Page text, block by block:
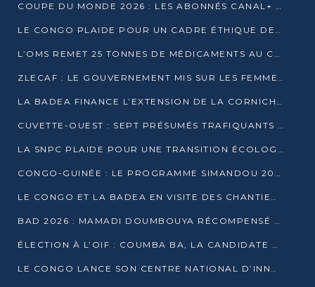
COUPE DU MONDE 2026 : LES ABONNÉS CANAL+ AU CONGO DÉÇUS À QUELQUES JOURS DU COUP D’ENVOI
LE CONGO PLAIDE POUR UN CADRE ÉTHIQUE DE L’INTELLIGENCE ARTIFICIELLE À DAKAR
L’OMS REMET 25 TONNES DE MÉDICAMENTS AU CONGO POUR RENFORCER LA RIPOSTE AUX ÉPIDÉMIES
ZLECAF : LE GOUVERNEMENT MIS SUR LES FEMMES ENTREPRENEURES
LA BADEA FINANCE L’EXTENSION DE LA CORNICHE SUD DE BRAZZAVILLE
CUVETTE-OUEST : SEPT PRÉSUMÉS TRAFIQUANTS DE FAUNE INTERPELLÉS À EWO ET KELLÉ
LA SNPC PLAIDE POUR UNE TRANSITION ÉCOLOGIQUE PROGRESSIVE
CONGO-GUINÉE : LE PROGRAMME SIMANDOU 2040 AU CŒUR DES ÉCHANGES À LA BAD
LE CONGO ET LA BADEA EN VISITE DES CHANTIERS
BAD 2026 : MAMADI DOUMBOUYA RÉCOMPENSÉ PAR LE TROPHÉE BABACAR NDIAYE À BRAZZAVILLE
ÉLECTION À L’OIF : COUMBA BA, LA CANDIDATE DISCRÈTE QUI BOUSCULE LE JEU DIPLOMATIQUE
LE CONGO LANCE SON CENTRE NATIONAL D’INNOVATION